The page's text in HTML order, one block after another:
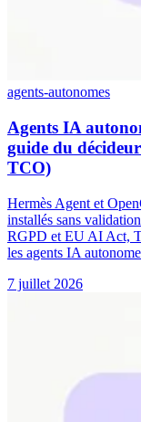
agents-autonomes
Agents IA
guide du
TCO)
Hermès Agent et
installés sans
RGPD et EU AI Act,
les agents IA
7 juillet 2026